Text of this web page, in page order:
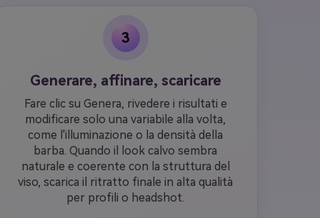
3
Generare, affinare, scaricare
Fare clic su Genera, rivedere i risultati e
modificare solo una variabile alla volta,
come l'illuminazione o la densità della
barba. Quando il look calvo sembra
naturale e coerente con la struttura del
viso, scarica il ritratto finale in alta qualità
per profili o headshot.